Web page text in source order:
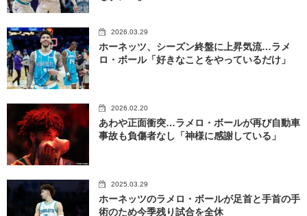
2026.03.29
ホーネッツ、シーズン終盤に上昇気流…ラメ
ロ・ボール「好きなことをやっているだけ」
2026.02.20
あわや正面衝突…ラメロ・ボールが再び自動車
事故も負傷者なし「神様に感謝している」
2025.03.29
ホーネッツのラメロ・ボールが足首と手首の手
術のため今季残り試合を全休